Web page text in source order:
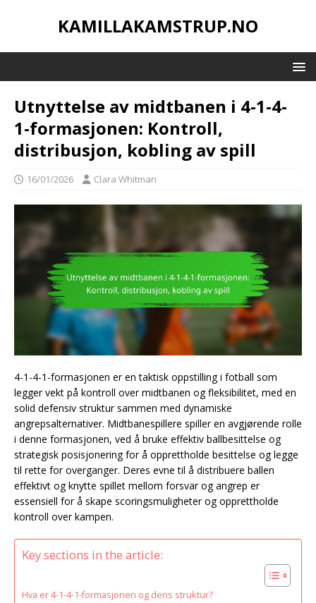
KAMILLAKAMSTRUP.NO
Utnyttelse av midtbanen i 4-1-4-
1-formasjonen: Kontroll,
distribusjon, kobling av spill
16/01/2026 Clara Whitman
4-1-4-1-formasjonen er en taktisk oppstilling i fotball som
legger vekt på kontroll over midtbanen og fleksibilitet, med en
solid defensiv struktur sammen med dynamiske
angrepsalternativer. Midtbanespillere spiller en avgjørende rolle
i denne formasjonen, ved å bruke effektiv ballbesittelse og
strategisk posisjonering for å opprettholde besittelse og legge
til rette for overganger. Deres evne til å distribuere ballen
effektivt og knytte spillet mellom forsvar og angrep er
essensiell for å skape scoringsmuligheter og opprettholde
kontroll over kampen.
Key sections in the article:
Hva er 4-1-4-1-formasjonen og dens struktur?